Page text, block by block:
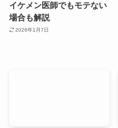
イケメン医師でもモテない
場合も解説
2026年1月7日